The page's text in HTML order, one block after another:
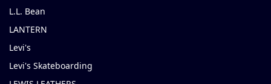
L.L. Bean
LANTERN
Levi's
Levi's Skateboarding